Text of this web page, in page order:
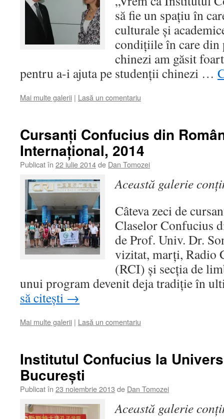
să fie un spaţiu în
culturale şi
condiţiile în care din
chinezi am găsit
pentru a-i ajuta pe studenţii chinezi …
Mai multe galerii | Lasă un comentariu
Cursanţi Confucius din
Internaţional, 2014
Publicat în 22 iulie 2014de Dan Tomozei
Această galerie
Câteva zeci de
Claselor Confucius
de Prof. Univ. Dr.
vizitat, marţi, Radio
(RCI) şi secţia de
unui program devenit deja tradiţie în
să citești →
Mai multe galerii | Lasă un comentariu
Institutul Confucius la
Bucureşti
Publicat în 23 noiembrie 2013 de Dan Tomozei
Această galerie